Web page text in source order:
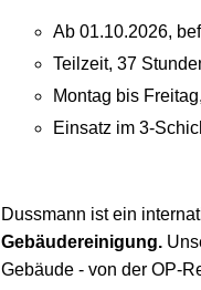
Ab 01.10.2026,
Teilzeit, 37
Montag bis
Einsatz im 3-
Dussmann ist ein
Gebäudereinigung.
Gebäude - von der OP-